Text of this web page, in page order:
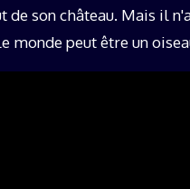
de son château. Mais il
monde peut être un